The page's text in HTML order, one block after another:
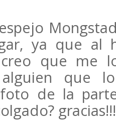
ya que al
creo que me
que
de la